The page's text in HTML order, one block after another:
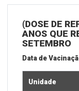
(DOSE DE
ANOS QUE
SETEMBRO
Data de
Unidade